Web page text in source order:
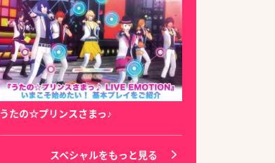
うたの☆プリンスさまっ♪
スペシャルをもっと見る